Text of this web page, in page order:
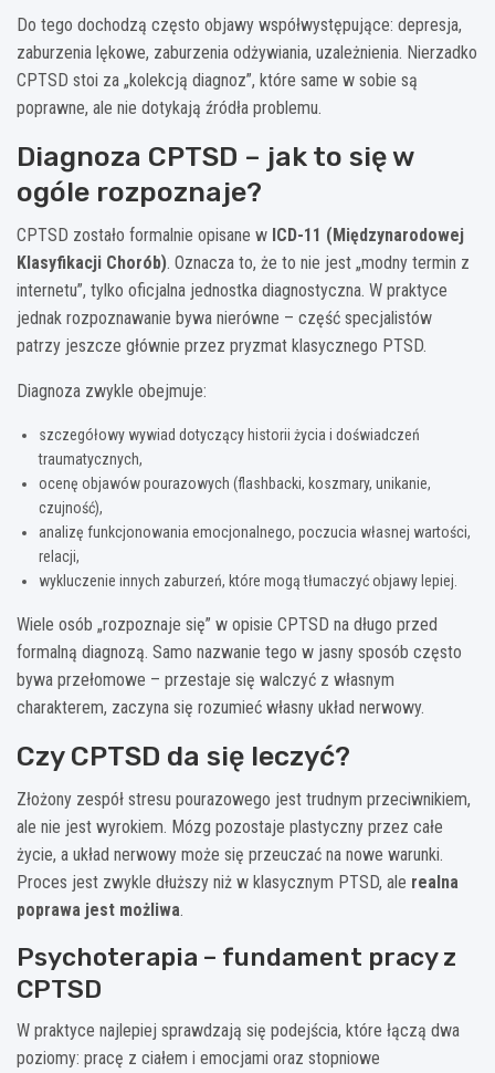
Do tego dochodzą często objawy współwystępujące: depresja,
zaburzenia lękowe, zaburzenia odżywiania, uzależnienia. Nierzadko
CPTSD stoi za „kolekcją diagnoz”, które same w sobie są
poprawne, ale nie dotykają źródła problemu.
Diagnoza CPTSD – jak to się w
ogóle rozpoznaje?
CPTSD zostało formalnie opisane w ICD-11 (Międzynarodowej
Klasyfikacji Chorób). Oznacza to, że to nie jest „modny termin z
internetu”, tylko oficjalna jednostka diagnostyczna. W praktyce
jednak rozpoznawanie bywa nierówne – część specjalistów
patrzy jeszcze głównie przez pryzmat klasycznego PTSD.
Diagnoza zwykle obejmuje:
szczegółowy wywiad dotyczący historii życia i doświadczeń
traumatycznych,
ocenę objawów pourazowych (flashbacki, koszmary, unikanie,
czujność),
analizę funkcjonowania emocjonalnego, poczucia własnej wartości,
relacji,
wykluczenie innych zaburzeń, które mogą tłumaczyć objawy lepiej.
Wiele osób „rozpoznaje się” w opisie CPTSD na długo przed
formalną diagnozą. Samo nazwanie tego w jasny sposób często
bywa przełomowe – przestaje się walczyć z własnym
charakterem, zaczyna się rozumieć własny układ nerwowy.
Czy CPTSD da się leczyć?
Złożony zespół stresu pourazowego jest trudnym przeciwnikiem,
ale nie jest wyrokiem. Mózg pozostaje plastyczny przez całe
życie, a układ nerwowy może się przeuczać na nowe warunki.
Proces jest zwykle dłuższy niż w klasycznym PTSD, ale realna
poprawa jest możliwa.
Psychoterapia – fundament pracy z
CPTSD
W praktyce najlepiej sprawdzają się podejścia, które łączą dwa
poziomy: pracę z ciałem i emocjami oraz stopniowe